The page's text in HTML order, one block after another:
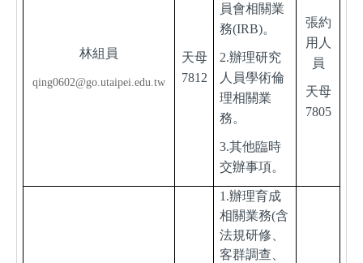
林組員
qing0602@go.utaipei.edu.tw
天母
7812
員會相關業
務(IRB)。
2.辦理研究
人員學術倫
理相關業
務。
3.其他臨時
交辦事項。
張約
用人
員
天母
7805
1.辦理育成
相關業務(含
法規研修、
客群調查、